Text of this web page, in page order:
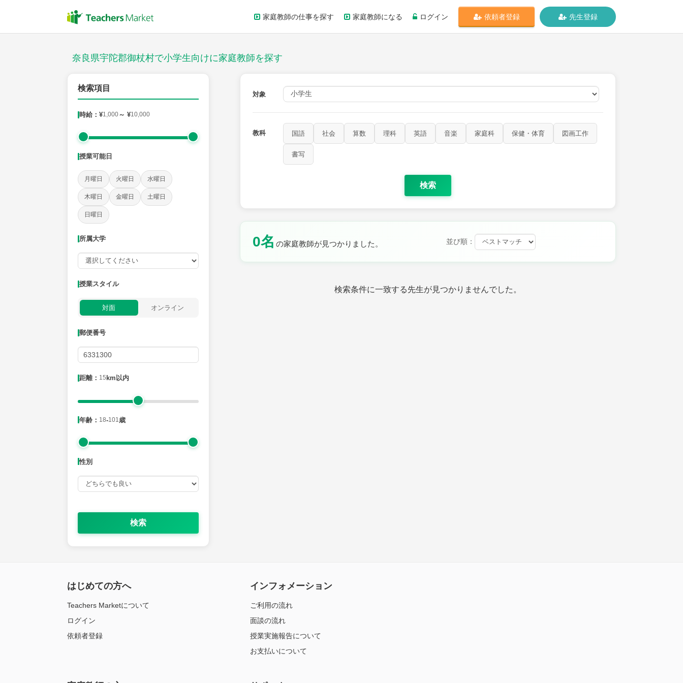
家庭教師の仕事を探す 家庭教師になる ログイン 依頼者登録 先生登録
奈良県宇陀郡御杖村で小学生向けに家庭教師を探す
検索項目
時給：¥1,000～ ¥10,000
授業可能日
月曜日 火曜日 水曜日
木曜日 金曜日 土曜日
日曜日
所属大学
授業スタイル
対面 オンライン
郵便番号
距離： 15 km以内
年齢： 18-101 歳
性別
検索
対象
教科 国語 社会 算数 理科 英語 音楽 家庭科 保健・体育 図画工作
書写
検索
0名 の家庭教師が見つかりました。 並び順：
検索条件に一致する先生が見つかりませんでした。
授業スタイル
社会 算数 理科
時給：¥1,000 ～ ¥10,000
授業可能日
月曜日 火曜日
距離：15km以内
年齢：18-101歳
はじめての方へ
Teachers Marketについて
ログイン
依頼者登録
インフォメーション
ご利用の流れ
面談の流れ
授業実施報告について
お支払いについて